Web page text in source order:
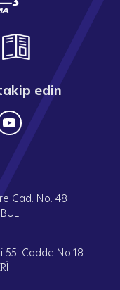
edin
Cad. No: 48
55. Cadde No:18